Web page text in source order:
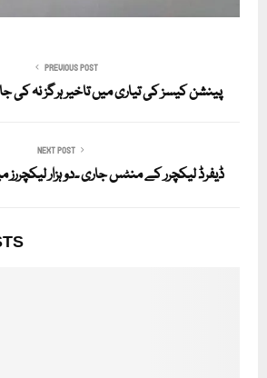
PREVIOUS POST
پینشن کیسز کی تیاری میں تاخیر ہرگز نہ
NEXT POST
ڈیفرڈ لیکچرر کے منٹس جاری ۔دو ہزار لیکچررز